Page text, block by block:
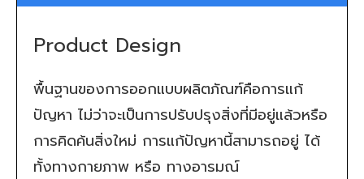
Product Design
พื้นฐานของการออกแบบผลิตภัณฑ์คือการแก้
ปัญหา ไม่ว่าจะเป็นการปรับปรุงสิ่งที่มีอยู่แล้วหรือ
การคิดค้นสิ่งใหม่ การแก้ปัญหานี้สามารถอยู่ ได้
ทั้งทางกายภาพ หรือ ทางอารมณ์